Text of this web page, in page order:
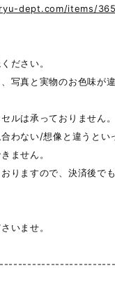
dept.com/items/
ださい。
写真と実物のお色味が
ルは承っておりません。
わない/想像と違うとい
ません。
おりますので、決済後で
いませ。